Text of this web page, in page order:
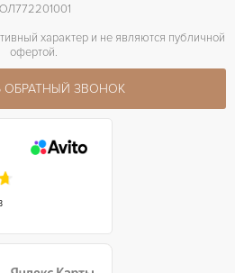
характер и не являются публичной
офертой.
ОБРАТНЫЙ ЗВОНОК